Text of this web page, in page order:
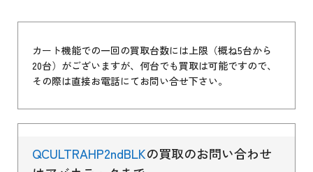
カート機能での一回の買取台数には上限（概ね5台から
20台）がございますが、何台でも買取は可能ですので、
その際は直接お電話にてお問い合せ下さい。
QCULTRAHP2ndBLKの買取のお問い合わせ